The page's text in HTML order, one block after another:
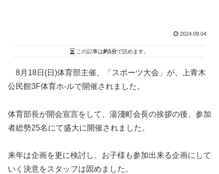
2024.09.04
この記事は約1分で読めます。
8月18日(日)体育部主催、「スポーツ大会」が、上青木
公民館3F体育ホ-ルで開催されました。
体育部長が開会宣言をして、湯淺町会長の挨拶の後、参加
者総勢25名にて盛大に開催されました。
来年は企画を更に検討し、お子様も参加出来る企画にして
いく決意をスタッフは固めました。